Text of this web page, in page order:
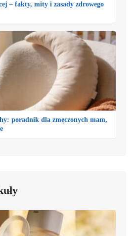
– fakty, mity i zasady zdrowego
poradnik dla zmęczonych mam,